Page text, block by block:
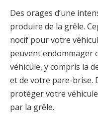
Des orages d’une
produire de la grêle.
nocif pour votre
peuvent endommager
véhicule, y compris la
et de votre pare-brise.
protéger votre
par la grêle.